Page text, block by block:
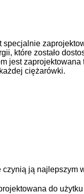
specjalnie
które zostało
jest zaprojektowana
ciężarówki.
ją najlepszym
do